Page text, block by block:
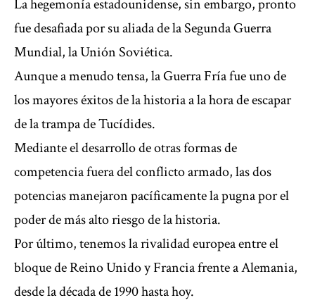
La hegemonía estadounidense, sin embargo, pronto
fue desafiada por su aliada de la Segunda Guerra
Mundial, la Unión Soviética.
Aunque a menudo tensa, la Guerra Fría fue uno de
los mayores éxitos de la historia a la hora de escapar
de la trampa de Tucídides.
Mediante el desarrollo de otras formas de
competencia fuera del conflicto armado, las dos
potencias manejaron pacíficamente la pugna por el
poder de más alto riesgo de la historia.
Por último, tenemos la rivalidad europea entre el
bloque de Reino Unido y Francia frente a Alemania,
desde la década de 1990 hasta hoy.